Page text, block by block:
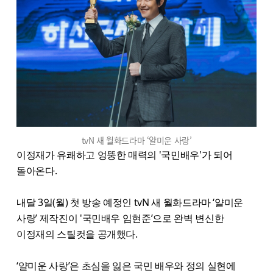
tvN 새 월화드라마 ‘얄미운 사랑’
이정재가 유쾌하고 엉뚱한 매력의 '국민배우'가 되어
돌아온다.
내달 3일(월) 첫 방송 예정인 tvN 새 월화드라마 ‘얄미운
사랑’ 제작진이 '국민배우 임현준’으로 완벽 변신한
이정재의 스틸컷을 공개했다.
‘얄미운 사랑’은 초심을 잃은 국민 배우와 정의 실현에